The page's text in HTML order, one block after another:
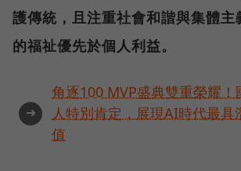
護傳統，且注重社會和諧與集體主
的福祉優先於個人利益。
➜
角逐100 MVP盛典雙重榮耀！
人特別肯定，展現AI時代最具
值